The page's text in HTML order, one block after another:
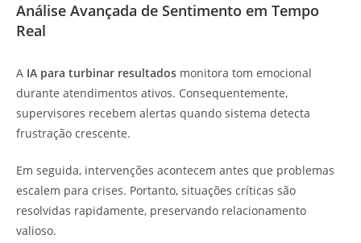
Análise Avançada de Sentimento em Tempo
Real
A IA para turbinar resultados monitora tom emocional
durante atendimentos ativos. Consequentemente,
supervisores recebem alertas quando sistema detecta
frustração crescente.
Em seguida, intervenções acontecem antes que problemas
escalem para crises. Portanto, situações críticas são
resolvidas rapidamente, preservando relacionamento
valioso.